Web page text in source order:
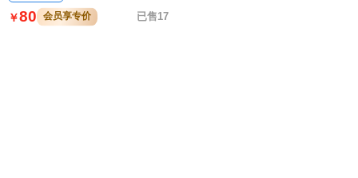
￥80 会员享专价 已售17